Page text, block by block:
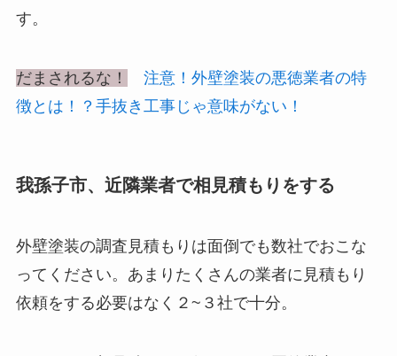
す。
だまされるな！
注意！外壁塗装の悪徳業者の特
徴とは！？手抜き工事じゃ意味がない！
我孫子市、近隣業者で相見積もりをする
外壁塗装の調査見積もりは面倒でも数社でおこな
ってください。あまりたくさんの業者に見積もり
依頼をする必要はなく２~３社で十分。